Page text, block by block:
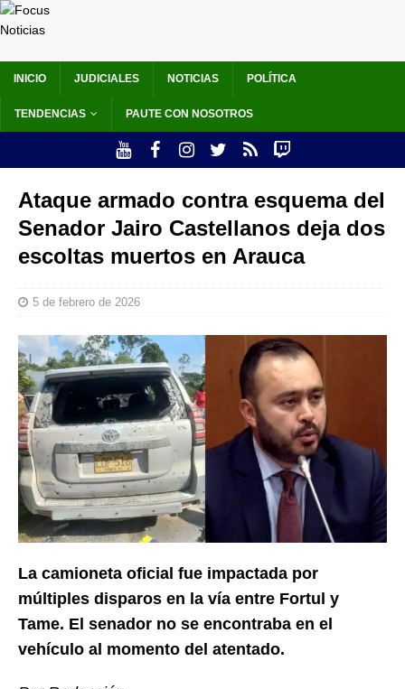
INICIO JUDICIALES NOTICIAS POLÍTICA
TENDENCIAS PAUTE CON NOSOTROS
Ataque armado contra esquema del
Senador Jairo Castellanos deja dos
escoltas muertos en Arauca
5 de febrero de 2026
La camioneta oficial fue impactada por
múltiples disparos en la vía entre Fortul y
Tame. El senador no se encontraba en el
vehículo al momento del atentado.